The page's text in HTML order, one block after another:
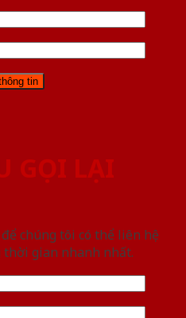
GỌI LẠI
chúng tôi có thể liên hệ
gian nhanh nhất.